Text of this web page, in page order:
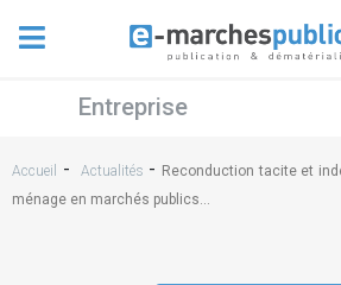
Entreprise
Accueil - Actualités - Reconduction tacite et
ménage en marchés publics…